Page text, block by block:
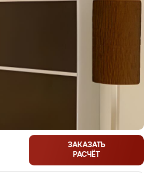
ЗАКАЗАТЬ
РАСЧЁТ